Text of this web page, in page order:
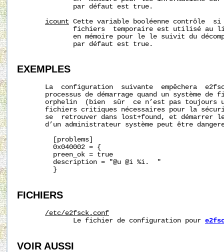
              par défaut est true.
icount Cette variable booléenne contrôle
fichiers  temporaire est utilisé au
en mémoire pour le le suivit du
              par défaut est true.
EXEMPLES
La  configuration  suivante  empêchera
processus de démarrage quand un système de
orphelin  (bien  sûr  ce n’est pas toujours
fichiers critiques nécessaires pour la
se  retrouver dans lost+found, et démarrer
d’un administrateur système peut être
         [problems]
         0x040002 = {
         preen_ok = true
         description = "@u @i %i.  "
         }
FICHIERS
/etc/e2fsck.conf
              Le fichier de configuration pour
VOIR AUSSI